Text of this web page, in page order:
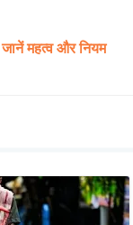
महत्व और नियम